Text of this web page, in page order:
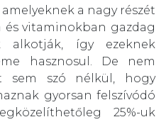
amelyeknek a nagy részét
és vitaminokban gazdag
alkotják, így ezeknek
hasznosul. De nem
sem szó nélkül, hogy
gyorsan felszívódó
25%-uk